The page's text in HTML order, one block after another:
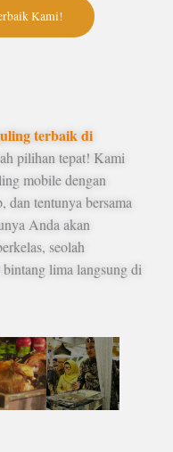
Kami!
terbaik di
pilihan tepat! Kami
mobile dengan
dan tentunya bersama
Anda akan
seolah
lima langsung di